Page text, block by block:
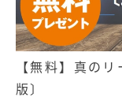
【無料】真の
版〕